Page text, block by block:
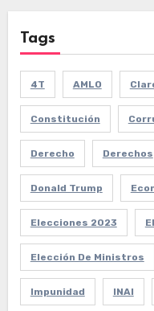
Tags
4T AMLO
Constitución
Derecho Derechos
Donald Trump
Elecciones 2023
Elección De Ministros
Impunidad INAI